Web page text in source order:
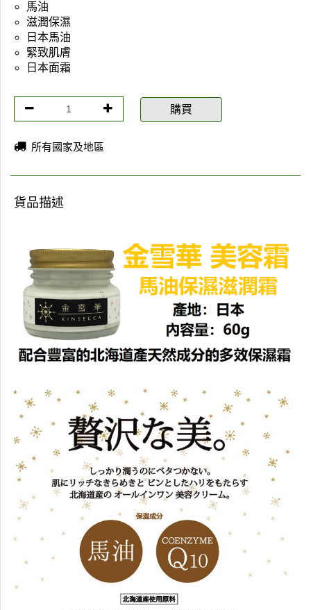
馬油
滋潤保濕
日本馬油
緊致肌膚
日本面霜
購買
所有國家及地區
貨品描述